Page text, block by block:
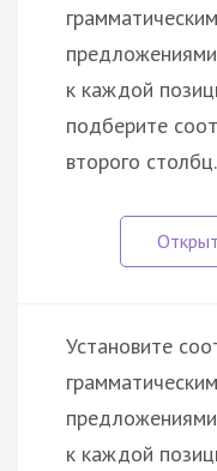
к каждой
подберите
второго
Установите
к каждой